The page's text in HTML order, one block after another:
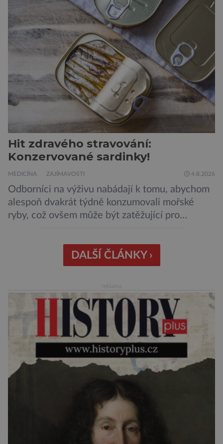
vojáků v permanentní pohotovosti. A pak je tu
Donald Kendall, generální ředitel společnosti
PepsiCo, který se v květnu roku 1989 stává
admirálem flotily, jež čítá sedmnáct […]
Hit zdravého stravování:
Konzervované sardinky!
MEDICÍNA ZAJÍMAVOSTI 4.8.2026
Odborníci na výživu nabádají k tomu, abychom
alespoň dvakrát týdně konzumovali mořské
ryby, což ovšem může být zatěžující pro
sardinky, které si může dovolit opravdu každý
„Místo toho, aby poskytovaly izolované
potravinou,“ říká nutriční specialista Colin
Robertson a zdůrazňuje […]
DALŠÍ ČLÁNKY ›